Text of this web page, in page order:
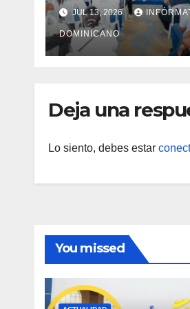
fortalecimiento
PRM en Monte
Plata
JUL 13, 2026
DOMINICANO
Deja una
Lo siento, debes estar
You missed